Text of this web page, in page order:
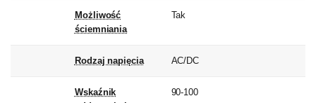
Możliwość
ściemniania
Tak
Rodzaj napięcia AC/DC
Wskaźnik
90-100